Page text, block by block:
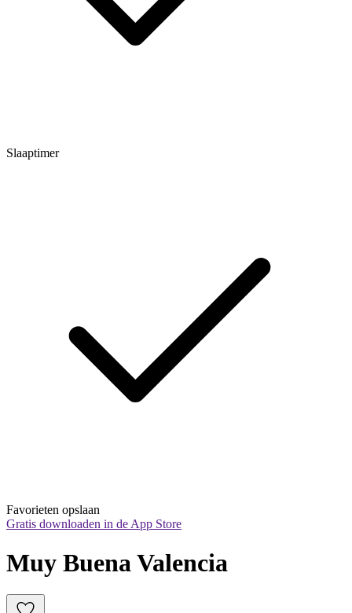
Slaaptimer
Favorieten opslaan
Gratis downloaden in de App Store
Muy Buena Valencia